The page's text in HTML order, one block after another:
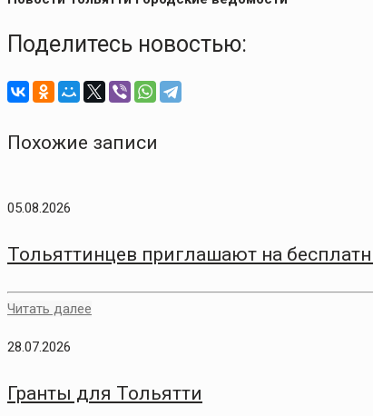
Поделитесь новостью:
Похожие записи
05.08.2026
Тольяттинцев приглашают на
Читать далее
28.07.2026
Гранты для Тольятти